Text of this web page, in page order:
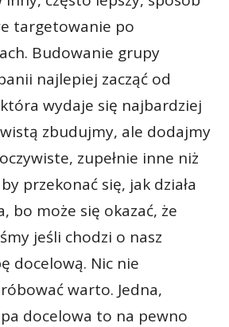
targetowanie po
Budowanie grupy
najlepiej zacząć od
wydaje się najbardziej
zbudujmy, ale dodajmy
zupełnie inne niż
przekonać się, jak działa
bo może się okazać, że
jeśli chodzi o nasz
docelową. Nic nie
warto. Jedna,
docelowa to na pewno